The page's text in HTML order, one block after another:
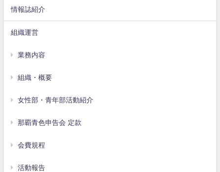
情報誌紹介
組織運営
業務内容
組織・概要
女性部・青年部活動紹介
那覇青色申告会 定款
会費規程
活動報告